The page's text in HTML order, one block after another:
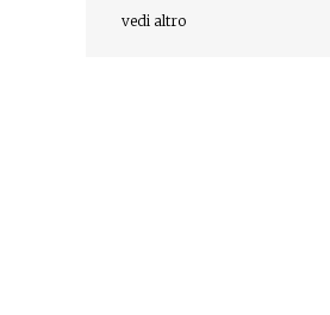
Rescissioni di revisione
vedi altro